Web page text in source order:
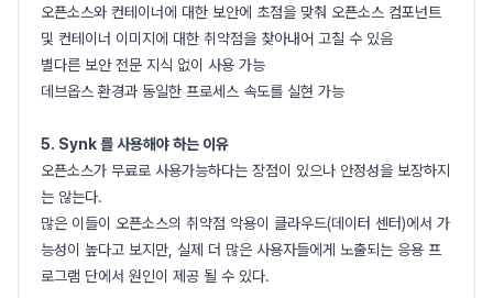
오픈소스와 컨테이너에 대한 보안에 초점을 맞춰 오픈소스 컴포넌트
및 컨테이너 이미지에 대한 취약점을 찾아내어 고칠 수 있음
별다른 보안 전문 지식 없이 사용 가능
데브옵스 환경과 동일한 프로세스 속도를 실현 가능
5. Synk 를 사용해야 하는 이유
오픈소스가 무료로 사용가능하다는 장점이 있으나 안정성을 보장하지
는 않는다.
많은 이들이 오픈소스의 취약점 악용이 클라우드(데이터 센터)에서 가
능성이 높다고 보지만, 실제 더 많은 사용자들에게 노출되는 응용 프
로그램 단에서 원인이 제공 될 수 있다.